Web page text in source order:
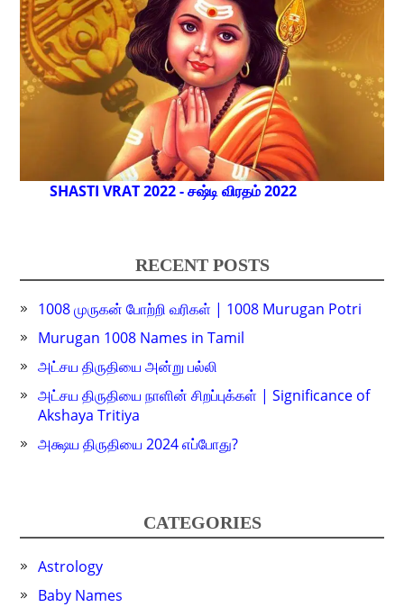
SHASTI VRAT 2022 - சஷ்டி விரதம் 2022
RECENT POSTS
1008 முருகன் போற்றி வரிகள் | 1008 Murugan Potri
Murugan 1008 Names in Tamil
அட்சய திருதியை அன்று பல்லி
அட்சய திருதியை நாளின் சிறப்புக்கள் | Significance of
Akshaya Tritiya
அக்ஷய திருதியை 2024 எப்போது?
CATEGORIES
Astrology
Baby Names